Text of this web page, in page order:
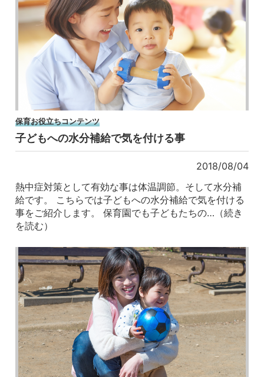
保育お役立ちコンテンツ
子どもへの水分補給で気を付ける事
2018/08/04
熱中症対策として有効な事は体温調節。そして水分補
給です。 こちらでは子どもへの水分補給で気を付ける
事をご紹介します。 保育園でも子どもたちの…（続き
を読む）